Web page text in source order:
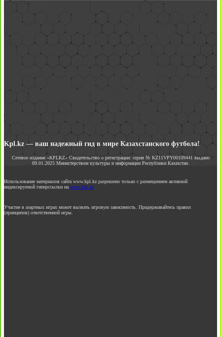
Kpl.kz — ваш надежный гид в мире Казахстанского футбола!
Сетевое издание «KPLKZ» Свидетельство о регистрации: серия № KZ11VPY00109441 выдано
09.01.2025 Министерством культуры и информации Республики Казахстан.
Использование материалов сайта www.kpl.kz разрешено только с размещением активной
индексируемой гиперссылки на www.kpl.kz
Участие в азартных играх может вызвать игровую зависимость. Придерживайтесь правил
(принципов) ответственной игры.